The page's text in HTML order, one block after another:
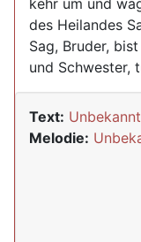
kehr um und
des Heilandes
Sag, Bruder,
und Schwester,
Text: Unbekannt
Melodie: